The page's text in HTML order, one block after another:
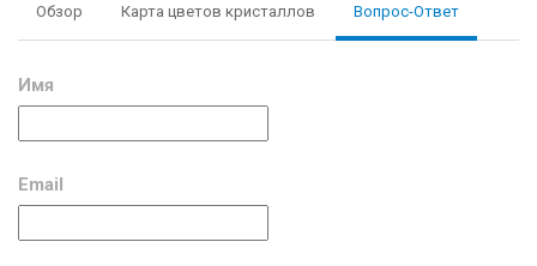
Обзор Карта цветов кристаллов Вопрос-Ответ
Имя
Email